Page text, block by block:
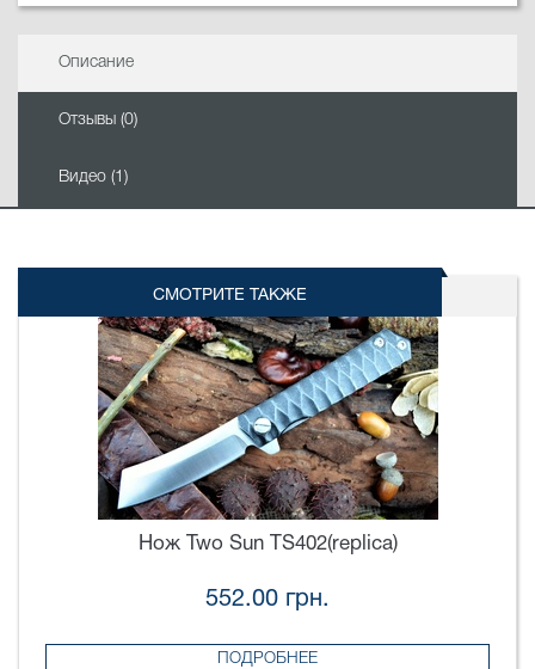
Описание
Отзывы (0)
Видео (1)
СМОТРИТЕ ТАКЖЕ
Нож Two Sun TS402(replica)
552.00 грн.
ПОДРОБНЕЕ